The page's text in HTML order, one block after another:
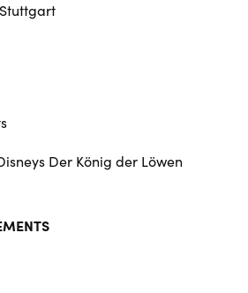
Der König der Löwen